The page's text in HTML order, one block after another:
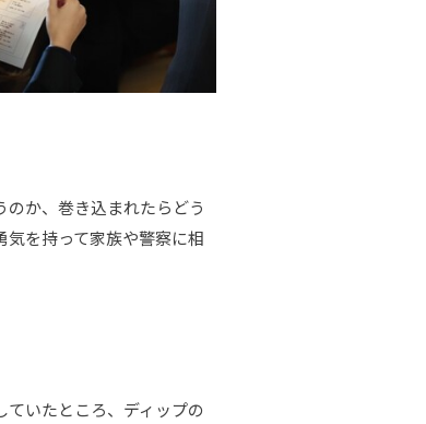
か、巻き込まれたらどう
を持って家族や警察に相
いたところ、ディップの